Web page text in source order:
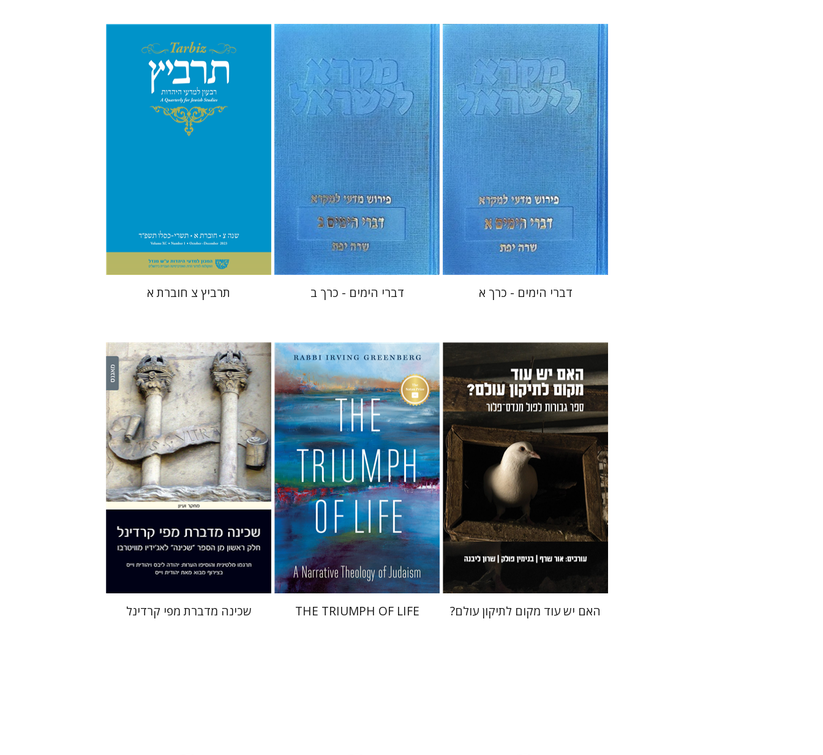
שרה יפת
הנחת אתר ספר מודפס
$53
$48
דברי הימים - כרך א
שרה יפת
הנחת אתר ספר מודפס
דברי הימים - כרך ב
מיכאל סיגל יהונתן גארב
$31
$28
תרביץ צ חוברת א
שרון ליבנה בנימין פולק אור שרף
הנחת אתר ספר מודפס
$40
$36
האם יש עוד מקום לתיקון עולם?
Irving (Yitz) Greenberg
הנחת אתר ספר מודפס
$35
$32
THE TRIUMPH OF LIFE
יהודה ליבס יהודה ליבס
יהודית
וייס
יהודית וייס
הנחת אתר ספר מודפס
$46
$41
שכינה מדברת מפי קרדינל